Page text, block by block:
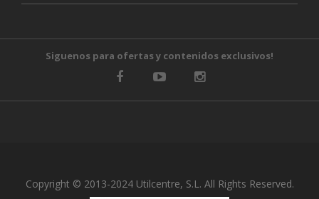
Siguenos para ofertas y contenidos exclusivos!
Copyright © 2013-2024 Utilcentre, S.L. All Rights Reserved.